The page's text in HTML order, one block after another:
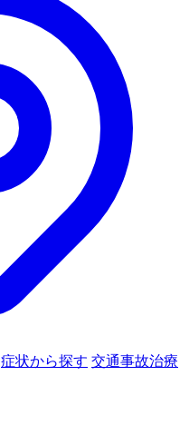
症状から探す 交通事故治療